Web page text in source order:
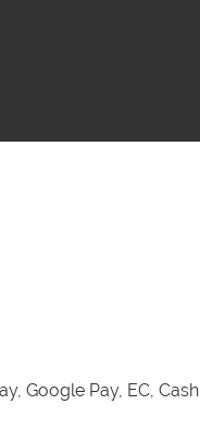
Google Pay, EC, Cash